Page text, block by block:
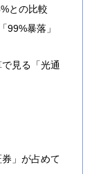
との比較
99%暴落」
見る「光通
」が占めて